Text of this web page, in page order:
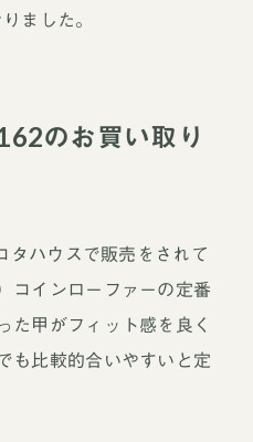
ました。
のお買い取り
タハウスで販売をされて
コインローファーの定番
た甲がフィット感を良く
も比較的合いやすいと定